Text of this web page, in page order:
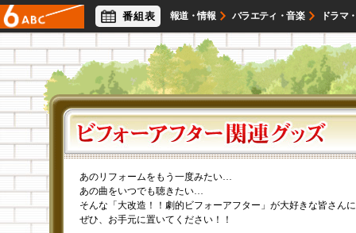
報道・情報 バラエティ・音楽 ドラマ
アナウンサー ライフスタイル 映画・試写会
番組表
あのリフォームをもう一度みたい…
あの曲をいつでも聴きたい…
そんな「大改造！！劇的ビフォーアフター」が大好きな皆さん
ぜひ、お手元に置いてください！！